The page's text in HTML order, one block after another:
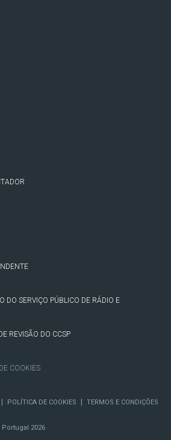
DO SERVIÇO PÚBLICO DE RÁDIO E
REVISÃO DO CCSP
COOKIES
POLÍTICA DE COOKIES TERMOS E CONDIÇÕES
2026